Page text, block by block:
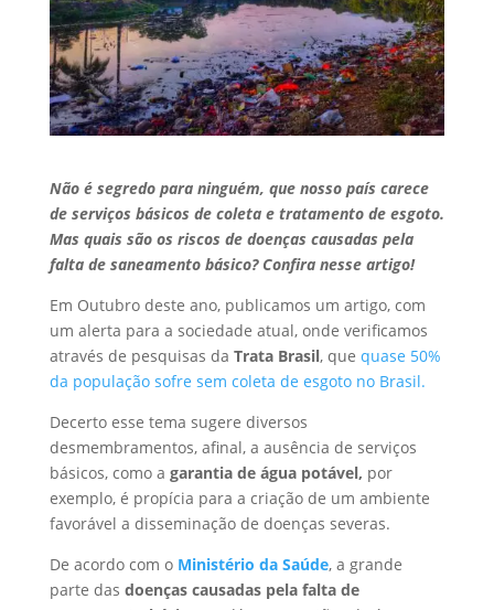
Não é segredo para ninguém, que nosso país carece
de serviços básicos de coleta e tratamento de esgoto.
Mas quais são os riscos de doenças causadas pela
falta de saneamento básico? Confira nesse artigo!
Em Outubro deste ano, publicamos um artigo, com
um alerta para a sociedade atual, onde verificamos
através de pesquisas da Trata Brasil, que quase 50%
da população sofre sem coleta de esgoto no Brasil.
Decerto esse tema sugere diversos
desmembramentos, afinal, a ausência de serviços
básicos, como a garantia de água potável, por
exemplo, é propícia para a criação de um ambiente
favorável a disseminação de doenças severas.
De acordo com o Ministério da Saúde, a grande
parte das doenças causadas pela falta de